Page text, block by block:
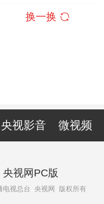
换一换
央视影音 微视频
央视网PC版
电视总台 央视网 版权所有